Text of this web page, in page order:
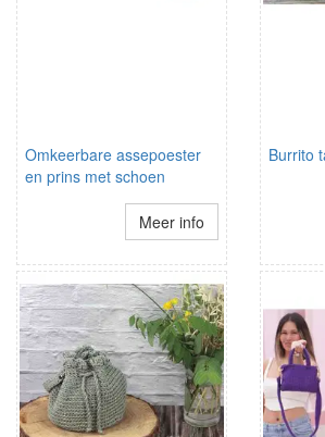
Omkeerbare assepoester
en prins met schoen
Meer info
Burrito